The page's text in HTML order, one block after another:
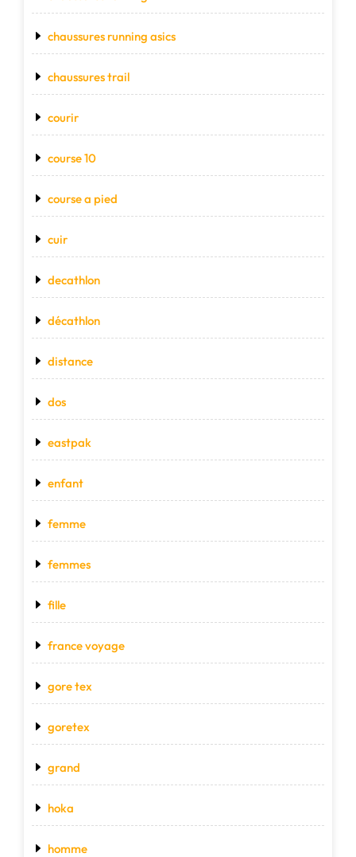
chaussures running asics
chaussures trail
courir
course 10
course a pied
cuir
decathlon
décathlon
distance
dos
eastpak
enfant
femme
femmes
fille
france voyage
gore tex
goretex
grand
hoka
homme